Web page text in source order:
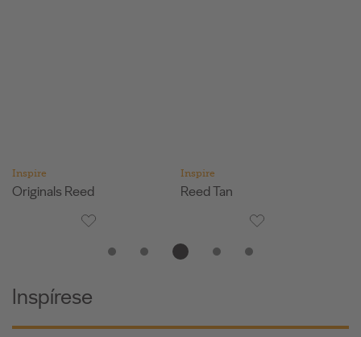
Inspire
Originals Reed
Inspire
Reed Tan
Inspírese